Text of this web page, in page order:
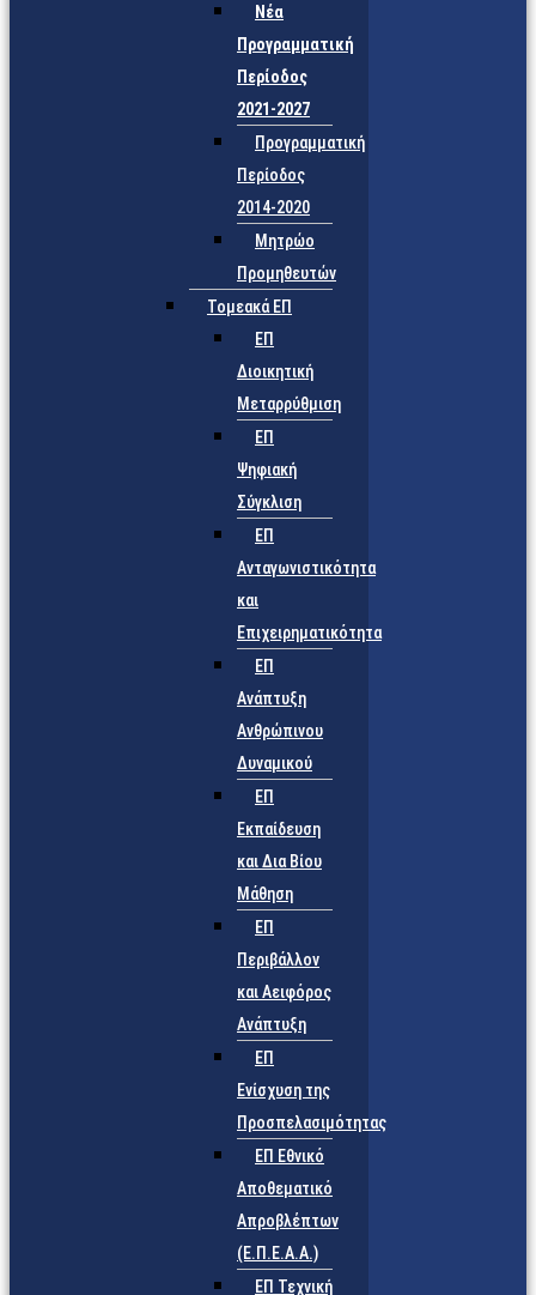
Νέα
Προγραμματική
Περίοδος
2021-2027
Προγραμματική
Περίοδος
2014-2020
Μητρώο
Προμηθευτών
Τομεακά ΕΠ
ΕΠ
Διοικητική
Μεταρρύθμιση
ΕΠ
Ψηφιακή
Σύγκλιση
ΕΠ
Ανταγωνιστικότητα
και
Επιχειρηματικότητα
ΕΠ
Ανάπτυξη
Ανθρώπινου
Δυναμικού
ΕΠ
Εκπαίδευση
και Δια Βίου
Μάθηση
ΕΠ
Περιβάλλον
και Αειφόρος
Ανάπτυξη
ΕΠ
Ενίσχυση της
Προσπελασιμότητας
ΕΠ Εθνικό
Αποθεματικό
Απροβλέπτων
(Ε.Π.Ε.Α.Α.)
ΕΠ Τεχνική